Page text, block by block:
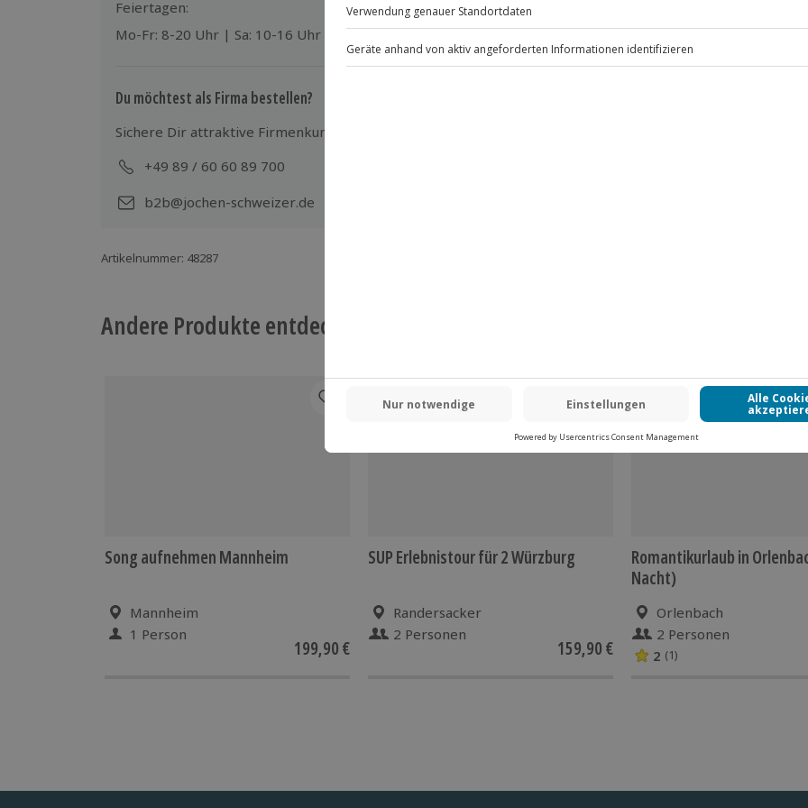
Gutschein gültig für 1 Person
2 Zuschauer/Begleitpersonen möglich (kostenlos)
Feiertagen:
Mo-Fr: 8-20 Uhr | Sa: 10-16 Uhr
Du möchtest als Firma bestellen?
Sichere Dir attraktive Firmenkunden Vorteile.
+49 89 / 60 60 89 700
b2b@jochen-schweizer.de
Artikelnummer: 48287
Andere Produkte entdecken
Song aufnehmen Mannheim
Mannheim
1 Person
199,90 €
SUP Erlebnistour für 2 Würzburg
Randersacker
2 Personen
159,90 €
Romantikurlaub in
Nacht)
Orlenbach
2 Personen
2 (1)